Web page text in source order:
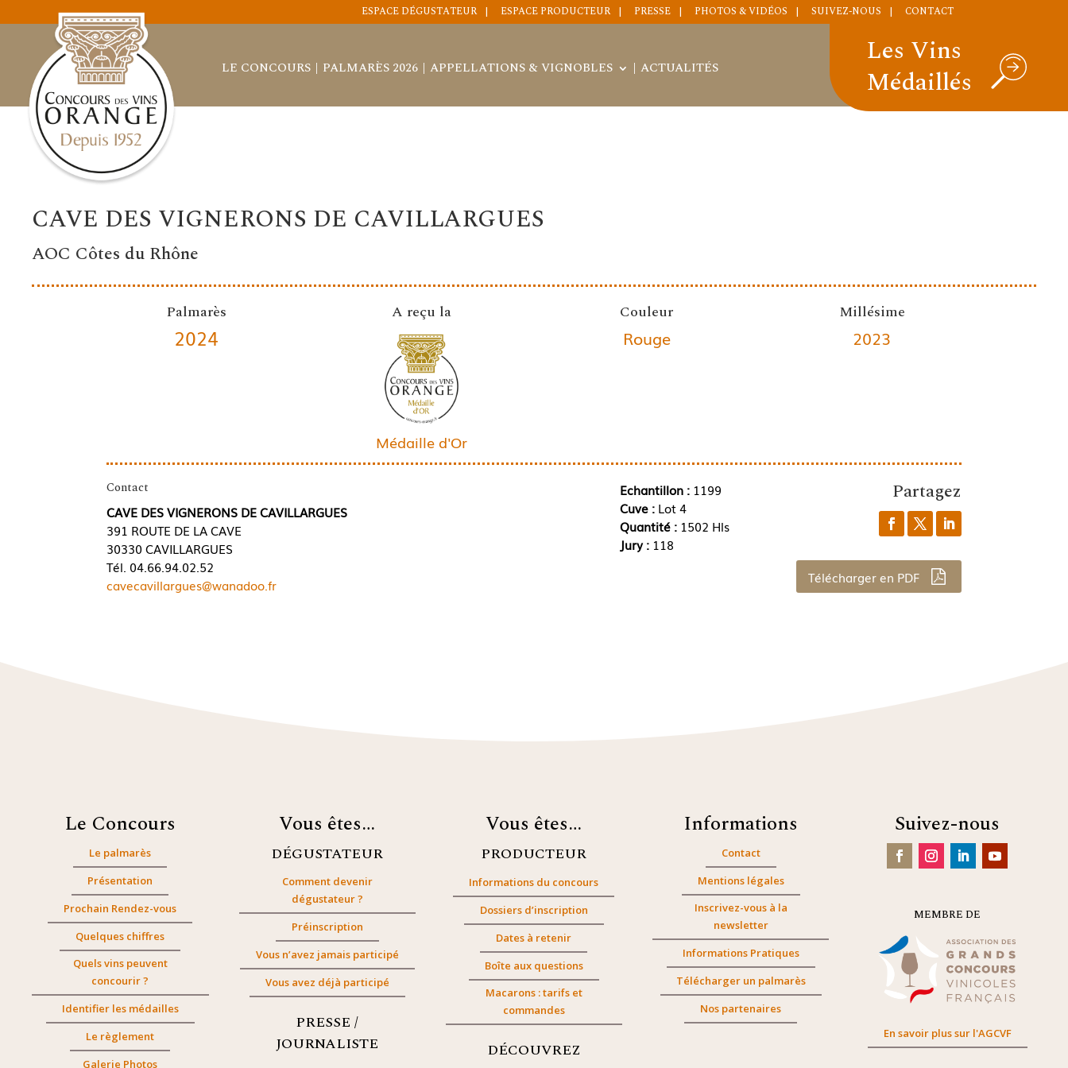
ESPACE DÉGUSTATEUR ESPACE PRODUCTEUR PRESSE PHOTOS & VIDÉOS SUIVEZ-NOUS CONTACT
LE CONCOURS PALMARÈS 2026 APPELLATIONS & VIGNOBLES ACTUALITÉS
Les Vins
Médaillés
CAVE DES VIGNERONS DE CAVILLARGUES
AOC Côtes du Rhône
Palmarès
2024
A reçu la
Médaille d'Or
Couleur
Rouge
Millésime
2023
Contact
CAVE DES VIGNERONS DE CAVILLARGUES
391 ROUTE DE LA CAVE
30330 CAVILLARGUES
Tél. 04.66.94.02.52
cavecavillargues@wanadoo.fr
Echantillon :1199
Cuve : Lot 4
Quantité : 1502 Hls
Jury : 118
Partagez
Télécharger en PDF
Le Concours
Le palmarès
Présentation
Prochain Rendez-vous
Quelques chiffres
Quels vins peuvent
concourir ?
Identifier les médailles
Le règlement
Galerie Photos
Vous êtes…
DÉGUSTATEUR
Comment devenir
dégustateur ?
Préinscription
Vous n’avez jamais participé
Vous avez déjà participé
PRESSE /
JOURNALISTE
Vous êtes…
PRODUCTEUR
Informations du concours
Dossiers d’inscription
Dates à retenir
Boîte aux questions
Macarons : tarifs et
commandes
DÉCOUVREZ
Informations
Contact
Mentions légales
Inscrivez-vous à la
newsletter
Informations Pratiques
Télécharger un palmarès
Nos partenaires
Suivez-nous
MEMBRE DE
En savoir plus sur l'AGCVF